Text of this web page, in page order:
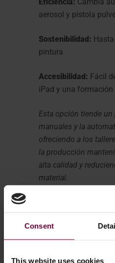
Consent
This website uses cookies
aerosol y pistola
Sostenibilidad:
pintura
Accesibilidad: Fácil
iPad y una
Esta opción tiende
manuales y la
ofreciendo a los
la producción
alta calidad y
material.
Si también está sopesando
automatizado, consulte
Cómo pintar llantas de